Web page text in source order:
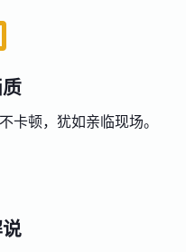
卡顿，犹如亲临现场。